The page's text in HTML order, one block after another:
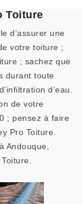
Toiture
d’assurer une
votre toiture ;
; sachez que
durant toute
d’eau.
de votre
; pensez à faire
Pro Toiture.
Andouque,